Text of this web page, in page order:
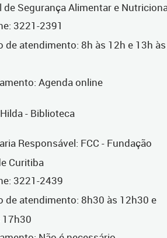
de Segurança Alimentar e
3221-2391
de atendimento: 8h às 12h e 13h às
Agenda online
- Biblioteca
Responsável: FCC - Fundação
Curitiba
3221-2439
de atendimento: 8h30 às 12h30 e
17h30